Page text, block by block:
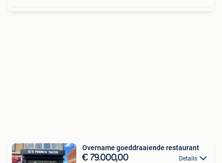
Overname goeddraaiende restaurant
€ 79.000,00 Details